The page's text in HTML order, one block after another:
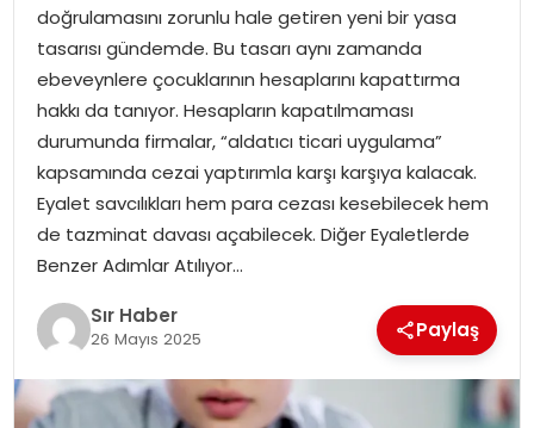
SIYASET
EĞITIM
YAŞAM
doğrulamasını zorunlu hale getiren yeni bir yasa
tasarısı gündemde. Bu tasarı aynı zamanda
ebeveynlere çocuklarının hesaplarını kapattırma
hakkı da tanıyor. Hesapların kapatılmaması
durumunda firmalar, “aldatıcı ticari uygulama”
kapsamında cezai yaptırımla karşı karşıya kalacak.
Eyalet savcılıkları hem para cezası kesebilecek hem
de tazminat davası açabilecek. Diğer Eyaletlerde
Benzer Adımlar Atılıyor…
Sır Haber
26 Mayıs 2025 Paylaş